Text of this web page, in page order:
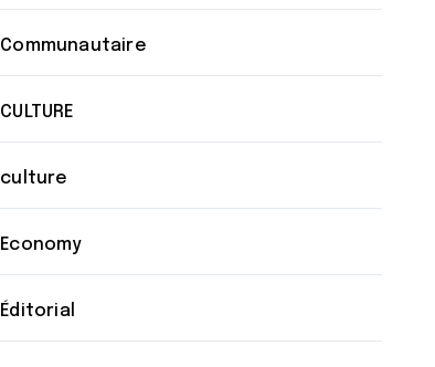
Communautaire
CULTURE
culture
Economy
Éditorial